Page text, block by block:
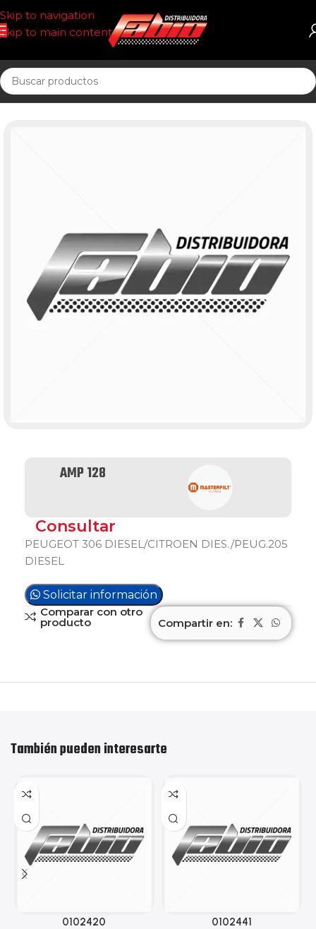
Skip to navigation
Skip to main content
Inicio FILTRO AIRE CIRCULAR
AMP 128
Consultar
PEUGEOT 306 DIESEL/CITROEN DIES./PEUG.205
DIESEL
Solicitar información
Comparar con otro
producto Compartir en:
También pueden interesarte
0102420 0102441